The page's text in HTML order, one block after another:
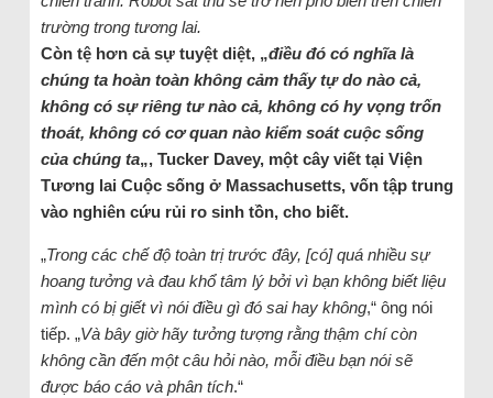
trường trong tương lai.
Còn tệ hơn cả sự tuyệt diệt, „điều đó có nghĩa là
chúng ta hoàn toàn không cảm thấy tự do nào cả,
không có sự riêng tư nào cả, không có hy vọng trốn
thoát, không có cơ quan nào kiểm soát cuộc sống
của chúng ta„, Tucker Davey, một cây viết tại Viện
Tương lai Cuộc sống ở Massachusetts, vốn tập trung
vào nghiên cứu rủi ro sinh tồn, cho biết.
„Trong các chế độ toàn trị trước đây, [có] quá nhiều sự
hoang tưởng và đau khổ tâm lý bởi vì bạn không biết liệu
mình có bị giết vì nói điều gì đó sai hay không,“ ông nói
tiếp. „Và bây giờ hãy tưởng tượng rằng thậm chí còn
không cần đến một câu hỏi nào, mỗi điều bạn nói sẽ
được báo cáo và phân tích.“